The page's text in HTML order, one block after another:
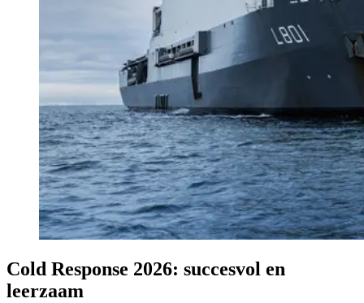
Cold Response 2026: succesvol en
leerzaam